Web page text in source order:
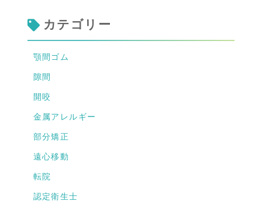
カテゴリー
顎間ゴム
隙間
開咬
金属アレルギー
部分矯正
遠心移動
転院
認定衛生士